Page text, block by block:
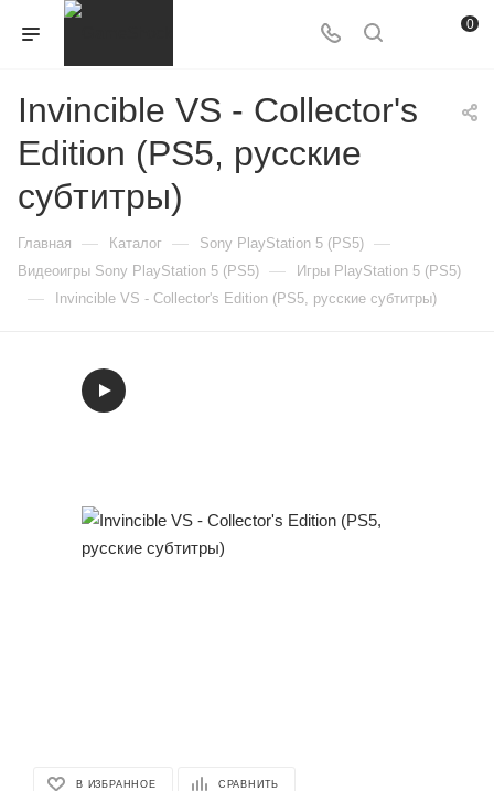
0
Invincible VS - Collector's
Edition (PS5, русские
субтитры)
Главная — Каталог — Sony PlayStation 5 (PS5) —
Видеоигры Sony PlayStation 5 (PS5) — Игры PlayStation 5 (PS5)
— Invincible VS - Collector's Edition (PS5, русские субтитры)
В ИЗБРАННОЕ СРАВНИТЬ